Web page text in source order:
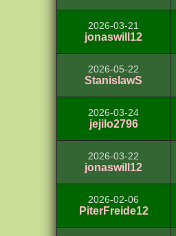
2026-03-21
jonaswill12
2026-05-22
StanislawS
2026-03-24
jejilo2796
2026-03-22
jonaswill12
2026-02-06
PiterFreide12